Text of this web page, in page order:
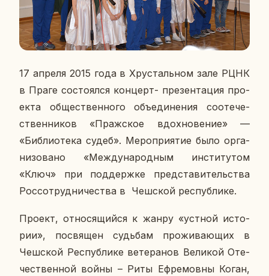
17 апреля 2015 года в Хру­сталь­ном зале РЦНК
в Праге со­сто­ял­ся кон­церт- пре­зен­та­ция про­
ек­та об­ще­ствен­но­го объ­еди­не­ния со­оте­че­
ствен­ни­ков «Праж­ское вдох­но­ве­ние» —
«Биб­лио­те­ка судеб». Ме­ро­при­я­тие было ор­га­
ни­зо­ва­но «Меж­ду­на­род­ным ин­сти­ту­том
«Ключ» при под­держ­ке пред­ста­ви­тель­ства
Рос­со­труд­ни­че­ства в Чеш­ской рес­пуб­ли­ке.
Проект, от­но­ся­щий­ся к жанру «устной ис­то­
рии», по­свя­щен судь­бам про­жи­ва­ю­щих в
Чеш­ской Рес­пуб­ли­ке ве­те­ра­нов Ве­ли­кой Оте­
че­ствен­ной войны – Риты Еф­ре­мов­ны Коган,